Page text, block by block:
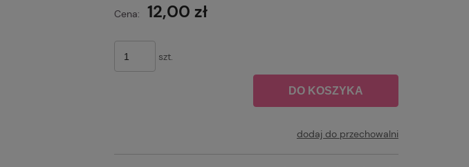
płatności
Cena: 12,00 zł
szt.
DO KOSZYKA
dodaj do przechowalni